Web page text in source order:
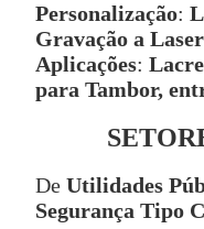
Personalização:
Gravação a Laser
Aplicações:
para Tambor,
De Utilidades
Segurança Tipo